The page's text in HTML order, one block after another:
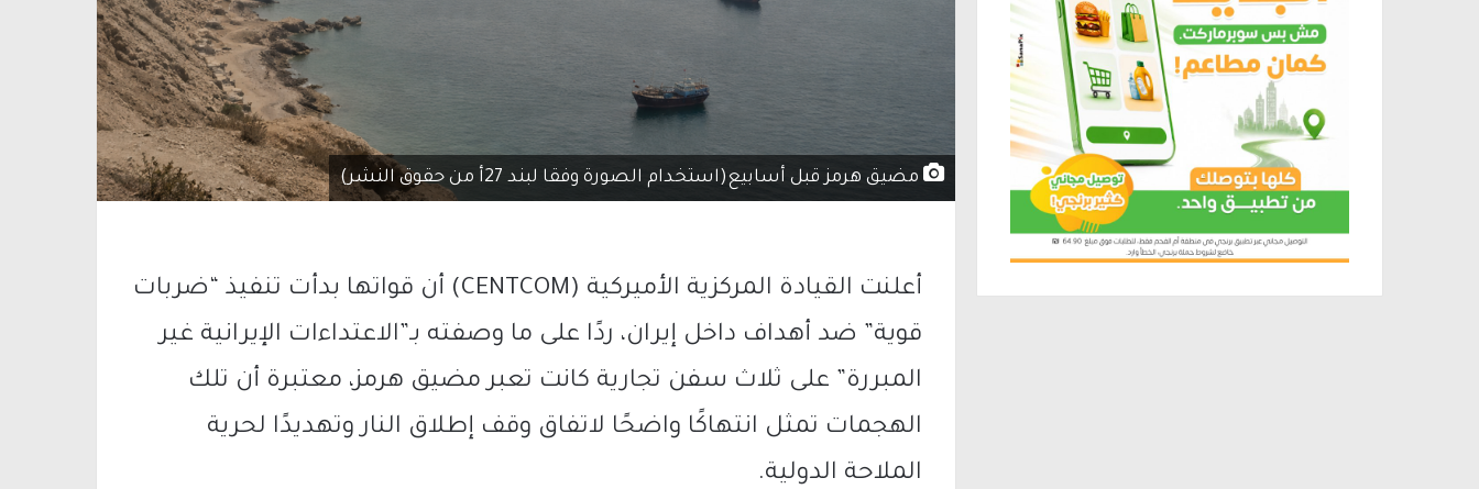
مضيق هرمز قبل أسابيع(استخدام الصورة وفقا لبند 27أ من حقوق النشر)
أعلنت القيادة المركزية الأميركية (CENTCOM) أن قواتها بدأت تنفيذ “ضربات
قوية” ضد أهداف داخل إيران، ردًا على ما وصفته بـ”الاعتداءات الإيرانية غير
المبررة” على ثلاث سفن تجارية كانت تعبر مضيق هرمز، معتبرة أن تلك
الهجمات تمثل انتهاكًا واضحًا لاتفاق وقف إطلاق النار وتهديدًا لحرية
الملاحة الدولية.